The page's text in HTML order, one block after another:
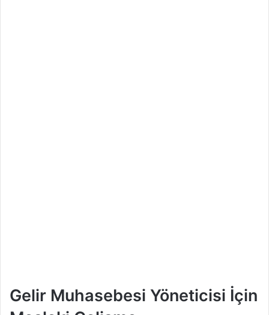
Gelir Muhasebesi Yöneticisi İçin